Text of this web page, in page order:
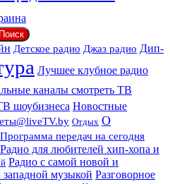
Детское радио Джаз радио Дип-
Лучшее клубное радио
каналы смотреть ТВ
шоубизнеса Новостные
Отдых О
Программа передач на сегодня
Радио для любителей хип-хопа и
Радио с самой новой и
западной музыкой Разговорное